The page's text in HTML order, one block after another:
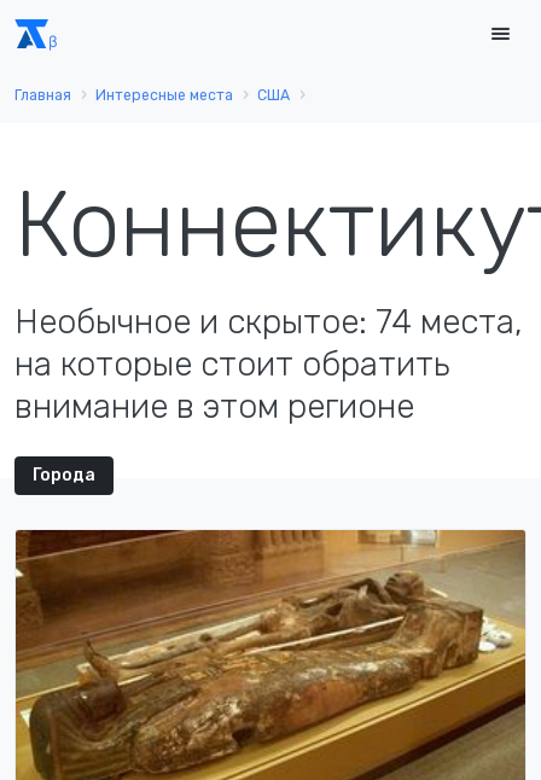
Главная Интересные места США
Необычное и скрытое: 74 места,
на которые стоит обратить
внимание в этом регионе
Города